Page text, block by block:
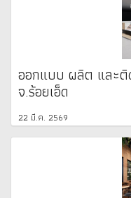
ออกแบบ ผลิต และติ
จ.ร้อยเอ็ด
22 มี.ค. 2569